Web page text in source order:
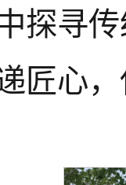
探寻
匠心